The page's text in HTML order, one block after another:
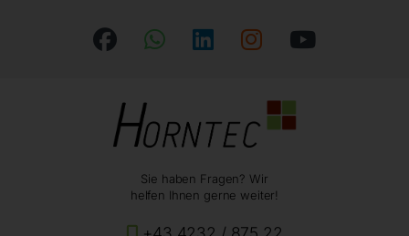
Sie haben Fragen? Wir
helfen Ihnen gerne weiter!